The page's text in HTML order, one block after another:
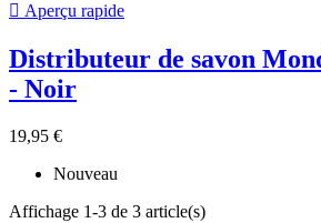
 Aperçu rapide
Distributeur de savon
- Noir
19,95 €
Nouveau
Affichage 1-3 de 3 article(s)